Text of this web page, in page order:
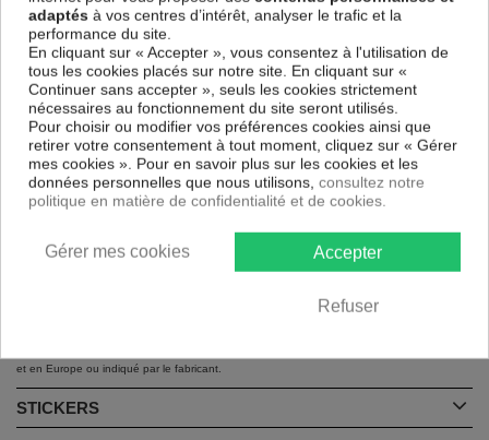
Sticker veilleuse Panda à LED
4,90€
6,90 € *
Des prix de folies pour tous les articlesStickers.
Achats malins sur Planete Discount, trouvez les bonnes affaires,
et en Europe ou indiqué par le fabricant.
STICKERS
adaptés à vos centres d’intérêt, analyser le trafic et la
performance du site.
En cliquant sur « Accepter », vous consentez à l'utilisation de
tous les cookies placés sur notre site. En cliquant sur «
Continuer sans accepter », seuls les cookies strictement
nécessaires au fonctionnement du site seront utilisés.
Pour choisir ou modifier vos préférences cookies ainsi que
retirer votre consentement à tout moment, cliquez sur « Gérer
mes cookies ». Pour en savoir plus sur les cookies et les
données personnelles que nous utilisons, consultez notre
politique en matière de confidentialité et de cookies.
Accepter
Refuser
Gérer mes cookies